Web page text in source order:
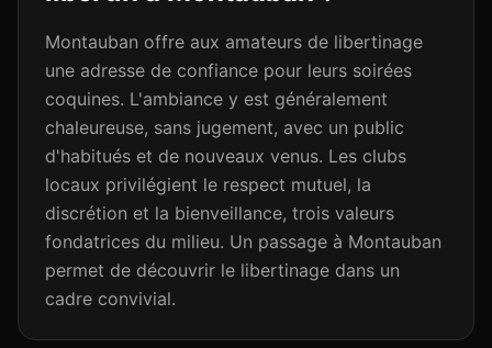
Montauban offre aux amateurs de libertinage
une adresse de confiance pour leurs soirées
coquines. L'ambiance y est généralement
chaleureuse, sans jugement, avec un public
d'habitués et de nouveaux venus. Les clubs
locaux privilégient le respect mutuel, la
discrétion et la bienveillance, trois valeurs
fondatrices du milieu. Un passage à Montauban
permet de découvrir le libertinage dans un
cadre convivial.